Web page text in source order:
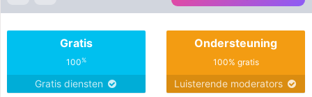
Gratis
100%
Gratis diensten
Ondersteuning
100% gratis
Luisterende moderators